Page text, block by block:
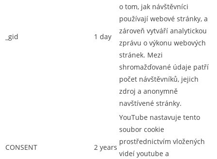
_gid 1 day
o tom, jak návštěvníci
používají webové stránky, a
zároveň vytváří analytickou
zprávu o výkonu webových
stránek. Mezi
shromažďované údaje patří
počet návštěvníků, jejich
zdroj a anonymně
navštívené stránky.
CONSENT 2 years
YouTube nastavuje tento
soubor cookie
prostřednictvím vložených
videí youtube a